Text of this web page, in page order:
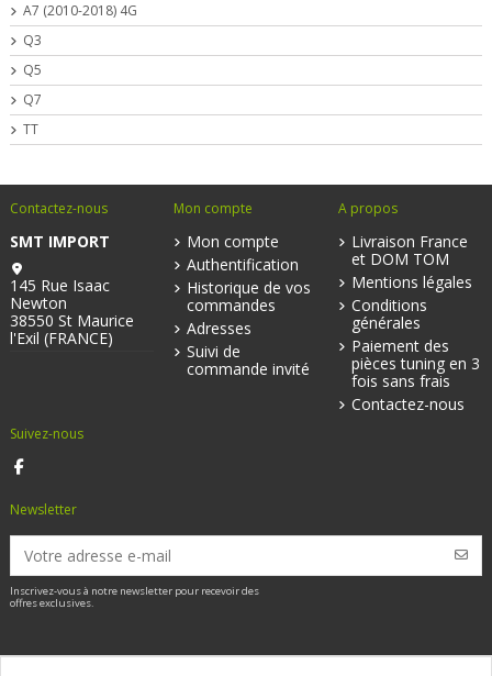
A7 (2010-2018) 4G
Q3
Q5
Q7
TT
Contactez-nous
SMT IMPORT
145 Rue Isaac
Newton
38550 St Maurice
l'Exil (FRANCE)
Mon compte
Mon compte
Authentification
Historique de vos
commandes
Adresses
Suivi de
commande invité
A propos
Livraison France
et DOM TOM
Mentions légales
Conditions
générales
Paiement des
pièces tuning en 3
fois sans frais
Contactez-nous
Suivez-nous
Newsletter
Inscrivez-vous à notre newsletter pour recevoir des
offres exclusives.